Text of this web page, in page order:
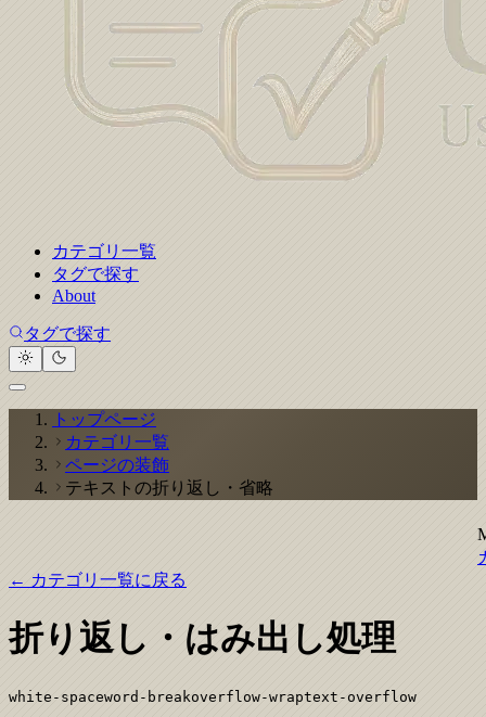
カテゴリ一覧
タグで探す
About
タグで探す
トップページ
カテゴリ一覧
ページの装飾
テキストの折り返し・省略
← カテゴリ一覧に戻る
折り返し・はみ出し処理
white-spaceword-breakoverflow-wraptext-overflow